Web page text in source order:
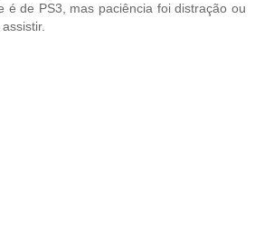
é de PS3, mas paciência foi distração ou